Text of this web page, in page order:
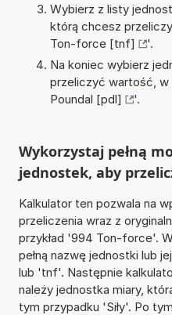
Wybierz z listy
którą chcesz
Ton-force [tnf]
'.
Na koniec wybierz
przeliczyć wartość, w
Poundal [pdl]
'.
Wykorzystaj pełną
jednostek, aby
Kalkulator ten pozwala na
przeliczenia wraz z
przykład '994 Ton-force'.
pełną nazwę jednostki lub
lub 'tnf'. Następnie
należy jednostka miary,
tym przypadku 'Siły'. Po